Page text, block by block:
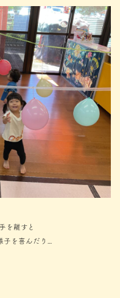
を離すと
を喜んだり…